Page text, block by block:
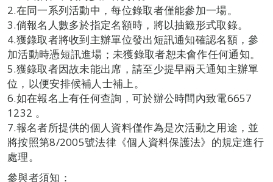
2.在同一系列活動中，每位錄取者僅能參加一場。
3.倘報名人數多於指定名額時，將以抽籤形式取錄。
4.獲錄取者將收到主辦單位發出短訊通知確認名額，參
加活動時憑短訊進場；未獲錄取者恕未會作任何通知。
5.獲錄取者因故未能出席，請至少提早兩天通知主辦單
位，以便安排候補人士補上。
6.如在報名上有任何查詢，可於辦公時間內致電6657
1232 。
7.報名者所提供的個人資料僅作為是次活動之用途，並
將按照第8/2005號法律《個人資料保護法》的規定進行
處理。
參與者須知：